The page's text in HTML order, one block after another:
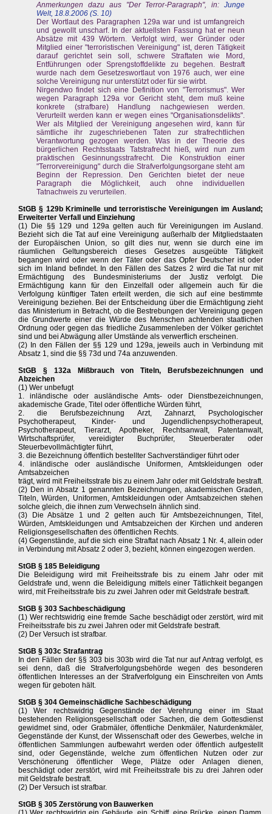
Anmerkungen dazu aus "Der Terror-Paragraph", in:Junge
Welt, 18.8.2006 (S. 10)
Der Wortlaut des Paragraphen 129a war und ist umfangreich
und gewollt unscharf. In der aktuellsten Fassung hat er neun
Absätze mit 439 Wörtern. Verfolgt wird, wer Gründer oder
Mitglied einer "terroristischen Vereinigung" ist, deren Tätigkeit
darauf gerichtet sein soll, schwere Straftaten wie Mord,
Entführungen oder Sprengstoffdelikte zu begehen. Bestraft
wurde nach dem Gesetzeswortlaut von 1976 auch, wer eine
solche Vereinigung nur unterstützt oder für sie wirbt.
Nirgendwo findet sich eine Definition von "Terrorismus". Wer
wegen Paragraph 129a vor Gericht steht, dem muß keine
konkrete (strafbare) Handlung nachgewiesen werden.
Verurteilt werden kann er wegen eines "Organisationsdelikts".
Wer als Mitglied der Vereinigung angesehen wird, kann für
sämtliche ihr zugeschriebenen Taten zur strafrechtlichen
Verantwortung gezogen werden. Was in der Theorie des
bürgerlichen Rechtsstaats Tatstrafrecht hieß, wird nun zum
praktischen Gesinnungsstrafrecht. Die Konstruktion einer
"Terrorvereinigung" durch die Strafverfolgungsorgane steht am
Beginn der Repression. Den Gerichten bietet der neue
Paragraph die Möglichkeit, auch ohne individuellen
Tatnachweis zu verurteilen.
StGB § 129b Kriminelle und terroristische Vereinigungen im Ausland;
Erweiterter Verfall und Einziehung
(1) Die §§ 129 und 129a gelten auch für Vereinigungen im Ausland.
Bezieht sich die Tat auf eine Vereinigung außerhalb der Mitgliedstaaten
der Europäischen Union, so gilt dies nur, wenn sie durch eine im
räumlichen Geltungsbereich dieses Gesetzes ausgeübte Tätigkeit
begangen wird oder wenn der Täter oder das Opfer Deutscher ist oder
sich im Inland befindet. In den Fällen des Satzes 2 wird die Tat nur mit
Ermächtigung des Bundesministeriums der Justiz verfolgt. Die
Ermächtigung kann für den Einzelfall oder allgemein auch für die
Verfolgung künftiger Taten erteilt werden, die sich auf eine bestimmte
Vereinigung beziehen. Bei der Entscheidung über die Ermächtigung zieht
das Ministerium in Betracht, ob die Bestrebungen der Vereinigung gegen
die Grundwerte einer die Würde des Menschen achtenden staatlichen
Ordnung oder gegen das friedliche Zusammenleben der Völker gerichtet
sind und bei Abwägung aller Umstände als verwerflich erscheinen.
(2) In den Fällen der §§ 129 und 129a, jeweils auch in Verbindung mit
Absatz 1, sind die §§ 73d und 74a anzuwenden.
StGB § 132a Mißbrauch von Titeln, Berufsbezeichnungen und
Abzeichen
(1) Wer unbefugt
1. inländische oder ausländische Amts- oder Dienstbezeichnungen,
akademische Grade, Titel oder öffentliche Würden führt,
2. die Berufsbezeichnung Arzt, Zahnarzt, Psychologischer
Psychotherapeut, Kinder- und Jugendlichenpsychotherapeut,
Psychotherapeut, Tierarzt, Apotheker, Rechtsanwalt, Patentanwalt,
Wirtschaftsprüfer, vereidigter Buchprüfer, Steuerberater oder
Steuerbevollmächtigter führt,
3. die Bezeichnung öffentlich bestellter Sachverständiger führt oder
4. inländische oder ausländische Uniformen, Amtskleidungen oder
Amtsabzeichen
trägt, wird mit Freiheitsstrafe bis zu einem Jahr oder mit Geldstrafe bestraft.
(2) Den in Absatz 1 genannten Bezeichnungen, akademischen Graden,
Titeln, Würden, Uniformen, Amtskleidungen oder Amtsabzeichen stehen
solche gleich, die ihnen zum Verwechseln ähnlich sind.
(3) Die Absätze 1 und 2 gelten auch für Amtsbezeichnungen, Titel,
Würden, Amtskleidungen und Amtsabzeichen der Kirchen und anderen
Religionsgesellschaften des öffentlichen Rechts.
(4) Gegenstände, auf die sich eine Straftat nach Absatz 1 Nr. 4, allein oder
in Verbindung mit Absatz 2 oder 3, bezieht, können eingezogen werden.
StGB § 185 Beleidigung
Die Beleidigung wird mit Freiheitsstrafe bis zu einem Jahr oder mit
Geldstrafe und, wenn die Beleidigung mittels einer Tätlichkeit begangen
wird, mit Freiheitsstrafe bis zu zwei Jahren oder mit Geldstrafe bestraft.
StGB § 303 Sachbeschädigung
(1) Wer rechtswidrig eine fremde Sache beschädigt oder zerstört, wird mit
Freiheitsstrafe bis zu zwei Jahren oder mit Geldstrafe bestraft.
(2) Der Versuch ist strafbar.
StGB § 303c Strafantrag
In den Fällen der §§ 303 bis 303b wird die Tat nur auf Antrag verfolgt, es
sei denn, daß die Strafverfolgungsbehörde wegen des besonderen
öffentlichen Interesses an der Strafverfolgung ein Einschreiten von Amts
wegen für geboten hält.
StGB § 304 Gemeinschädliche Sachbeschädigung
(1) Wer rechtswidrig Gegenstände der Verehrung einer im Staat
bestehenden Religionsgesellschaft oder Sachen, die dem Gottesdienst
gewidmet sind, oder Grabmäler, öffentliche Denkmäler, Naturdenkmäler,
Gegenstände der Kunst, der Wissenschaft oder des Gewerbes, welche in
öffentlichen Sammlungen aufbewahrt werden oder öffentlich aufgestellt
sind, oder Gegenstände, welche zum öffentlichen Nutzen oder zur
Verschönerung öffentlicher Wege, Plätze oder Anlagen dienen,
beschädigt oder zerstört, wird mit Freiheitsstrafe bis zu drei Jahren oder
mit Geldstrafe bestraft.
(2) Der Versuch ist strafbar.
StGB § 305 Zerstörung von Bauwerken